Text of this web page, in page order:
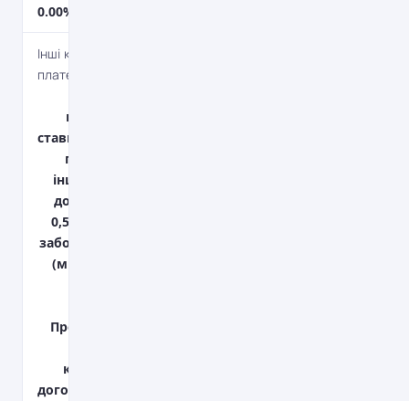
0.00%
Інші комісійні
платежі
процентної
ставки, графіку
погашення,
інші зміни та
доповнення -
0,5% від суми
заборгованості
(мін. 200 грн.,
Продовження
кредитного
договору - 1,0%